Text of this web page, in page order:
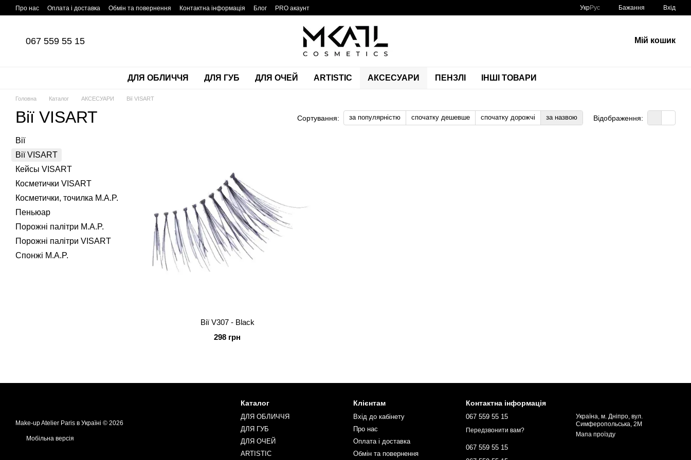
Перейти до основного контенту
Про нас Оплата і доставка Обмін та повернення Контактна інформація Блог PRO акаунт УкрРус Бажання Вхід
067 559 55 15 Мій кошик
ДЛЯ ОБЛИЧЧЯ ДЛЯ ГУБ ДЛЯ ОЧЕЙ ARTISTIC АКСЕСУАРИ ПЕНЗЛІ ІНШІ ТОВАРИ
Головна Каталог АКСЕСУАРИ Вії VISART
Вії VISART Сортування: за популярністю спочатку дешевше спочатку дорожчі за назвою Відображення:
Вії V307 - Black
298 грн
Вії
Вії VISART
Кейсы VISART
Косметички VISART
Косметички, точилка M.A.P.
Пеньюар
Порожні палітри M.A.P.
Порожні палітри VISART
Спонжі M.A.P.
Make-up Atelier Paris в Україні © 2026
Мобільна версія
Каталог
ДЛЯ ОБЛИЧЧЯ
ДЛЯ ГУБ
ДЛЯ ОЧЕЙ
ARTISTIC
Клієнтам
Вхід до кабінету
Про нас
Оплата і доставка
Обмін та повернення
Контактна інформація
067 559 55 15
Передзвонити вам?
067 559 55 15
Україна, м. Дніпро, вул.
Симферопольська, 2М
Мапа проїзду